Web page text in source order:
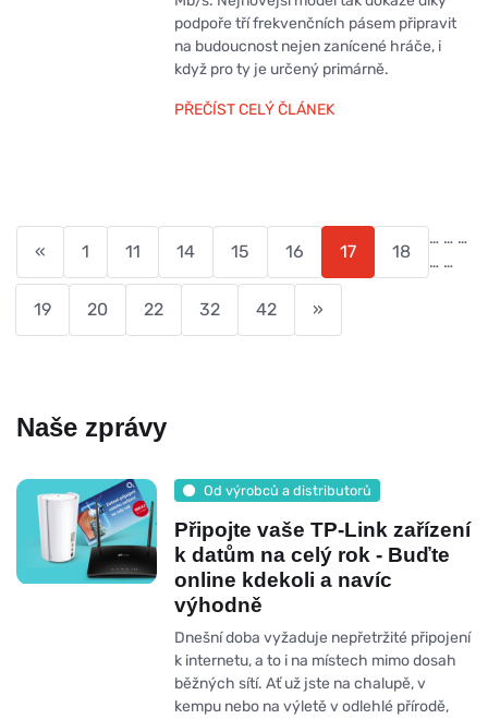
podpoře tří frekvenčních pásem připravit
na budoucnost nejen zanícené hráče, i
když pro ty je určený primárně.
PŘEČÍST CELÝ ČLÁNEK
« 1
…
11
…
14 15 16 17 18
19 20
…
22
…
32
…
42 »
Naše zprávy
Od výrobců a distributorů
Připojte vaše TP-Link zařízení
k datům na celý rok - Buďte
online kdekoli a navíc
výhodně
Dnešní doba vyžaduje nepřetržité připojení
k internetu, a to i na místech mimo dosah
běžných sítí. Ať už jste na chalupě, v
kempu nebo na výletě v odlehlé přírodě,